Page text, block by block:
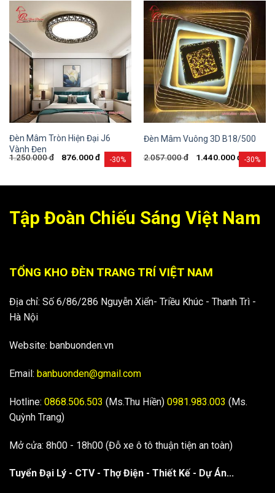
-30%
Đèn Mâm Tròn Hiện Đại J6
Vành Đen
1.250.000đ 876.000đ -30%
Đèn Mâm Vuông 3D B18/500
2.057.000đ 1.440.000đ
Tập Đoàn Chiếu Sáng Việt Nam
TỔNG KHO ĐÈN TRANG TRÍ VIỆT NAM
Địa chỉ: Số 6/86/286 Nguyễn Xiển- Triều Khúc - Thanh Trì -
Hà Nội
Website: banbuonden.vn
Email: banbuonden@gmail.com
Hotline: 0868.506.503 (Ms.Thu Hiền) 0981.983.003 (Ms.
Quỳnh Trang)
Mở cửa: 8h00 - 18h00 (Đỗ xe ô tô thuận tiện an toàn)
Tuyển Đại Lý - CTV - Thợ Điện - Thiết Kế - Dự Án...